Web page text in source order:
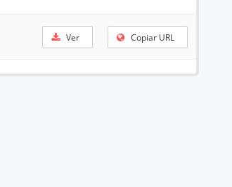
Ver Copiar URL